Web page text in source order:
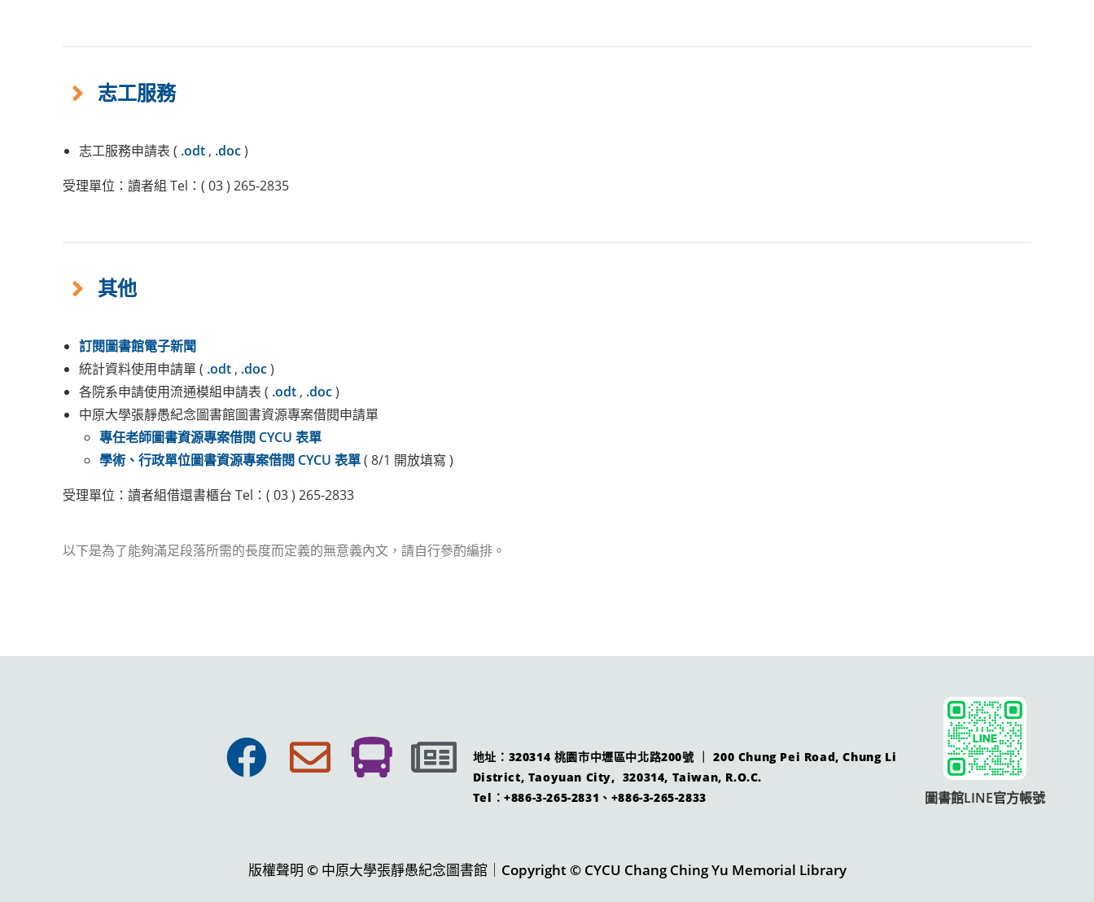
志工服務
志工服務申請表 ( .odt , .doc)
受理單位：讀者組 Tel：( 03 ) 265-2835
其他
訂閱圖書館電子新聞
統計資料使用申請單 ( .odt , .doc)
各院系申請使用流通模組申請表 ( .odt , .doc)
中原大學張靜愚紀念圖書館圖書資源專案借閱申請單
專任老師圖書資源專案借閱 CYCU 表單
學術、行政單位圖書資源專案借閱 CYCU 表單( 8/1 開放填寫 )
受理單位：讀者組借還書櫃台 Tel：( 03 ) 265-2833
以下是為了能夠滿足段落所需的長度而定義的無意義內文，請自行參酌編排。
地址：320314 桃園市中壢區中北路200號 ｜ 200 Chung Pei Road, Chung Li
District, Taoyuan City, 320314, Taiwan, R.O.C.
Tel：+886-3-265-2831、+886-3-265-2833
圖書館LINE官方帳號
版權聲明 © 中原大學張靜愚紀念圖書館｜Copyright © CYCU Chang Ching Yu Memorial Library